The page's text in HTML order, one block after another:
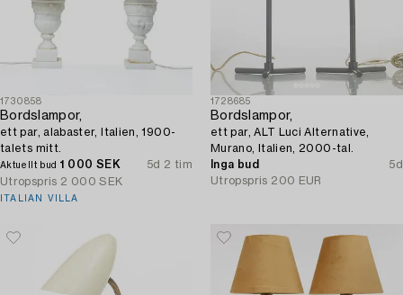
1730858
Bordslampor,
ett par, alabaster, Italien, 1900-
talets mitt.
Aktuellt bud 1 000 SEK
5d 2 tim
Utropspris 2 000 SEK
ITALIAN VILLA
1728685
Bordslampor,
ett par, ALT Luci Alternative,
Murano, Italien, 2000-tal.
Inga bud
5d
Utropspris 200 EUR